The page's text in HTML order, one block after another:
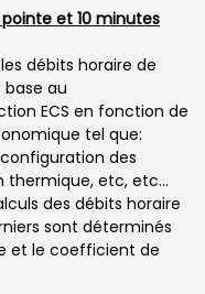
et 10 minutes
débits horaire de
au
ECS en fonction de
tel que:
des
thermique, etc, etc...
des débits horaire
sont déterminés
et le coefficient de